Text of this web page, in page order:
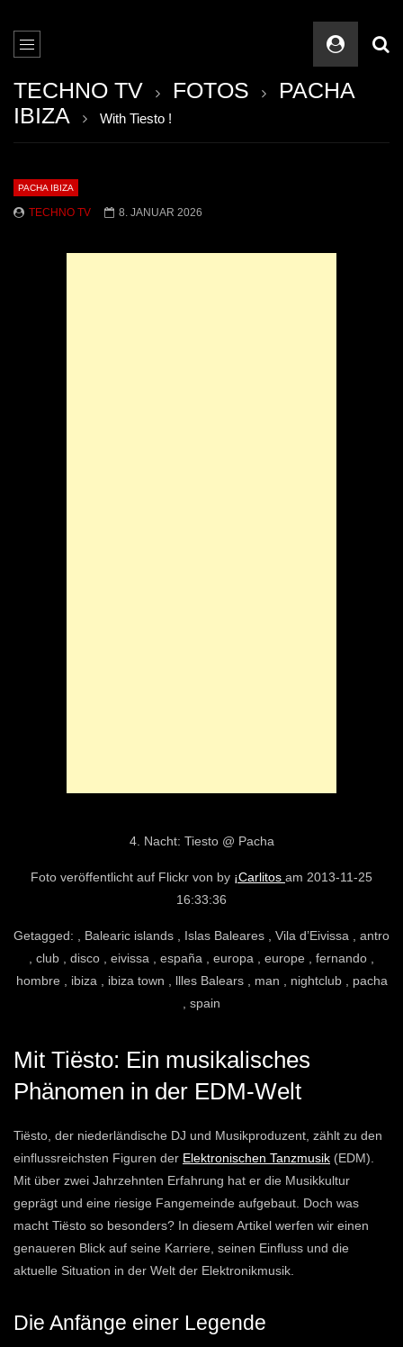
TECHNO TV FOTOS
PACHA
IBIZA
With Tiesto !
PACHA IBIZA
TECHNO TV 8. JANUAR 2026
4. Nacht: Tiesto @ Pacha
Foto veröffentlicht auf Flickr von by ¡Carlitos am 2013-11-25
16:33:36
Getagged: , Balearic islands , Islas Baleares , Vila d’Eivissa , antro
, club , disco , eivissa , españa , europa , europe , fernando ,
hombre , ibiza , ibiza town , llles Balears , man , nightclub , pacha
, spain
Mit Tiësto: Ein musikalisches
Phänomen in der EDM-Welt
Tiësto, der niederländische DJ und Musikproduzent, zählt zu den
einflussreichsten Figuren der Elektronischen Tanzmusik (EDM).
Mit über zwei Jahrzehnten Erfahrung hat er die Musikkultur
geprägt und eine riesige Fangemeinde aufgebaut. Doch was
macht Tiësto so besonders? In diesem Artikel werfen wir einen
genaueren Blick auf seine Karriere, seinen Einfluss und die
aktuelle Situation in der Welt der Elektronikmusik.
Die Anfänge einer Legende